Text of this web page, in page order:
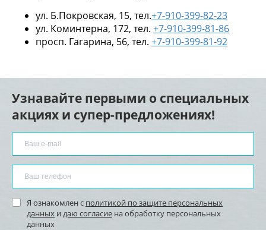
ул. Б.Покровская, 15, тел.+7-910-399-82-23
ул. Коминтерна, 172, тел. +7-910-399-81-86
просп. Гагарина, 56, тел. +7-910-399-81-92
Узнавайте первыми о специальных
акциях и супер-предложениях!
Я ознакомлен с политикой по защите персональных
данных и даю согласие на обработку персональных
данных